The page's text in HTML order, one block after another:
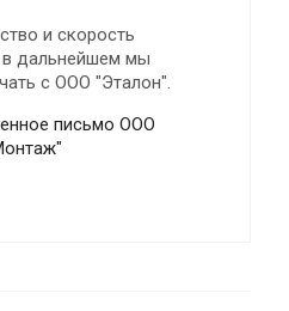
и скорость
в дальнейшем мы
с ООО "Эталон".
письмо ООО